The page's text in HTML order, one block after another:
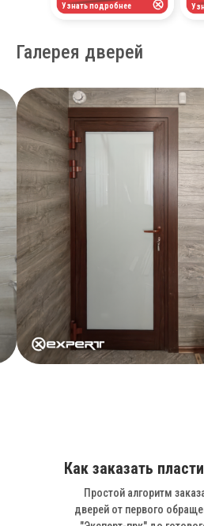
Узнать подробнее
Галерея дверей
Простой алгоритм
дверей от первого
Как заказать